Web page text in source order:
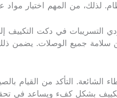
لذلك، من المهم اختيار
في دكت التكييف
سلامة جميع الوصلات. يضمن
الشائعة. التأكد من القيام
بشكل كفء ويساعد في